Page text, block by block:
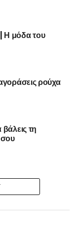
πρέπει να
το έργο σου. Μια
να θέσεις τις
Η μόδα του
ρούχα
βάλεις τη